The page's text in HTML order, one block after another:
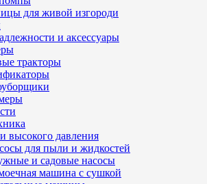
для живой изгороди
и аксессуары
тракторы
высокого давления
для пыли и жидкостей
и садовые насосы
машина с сушкой